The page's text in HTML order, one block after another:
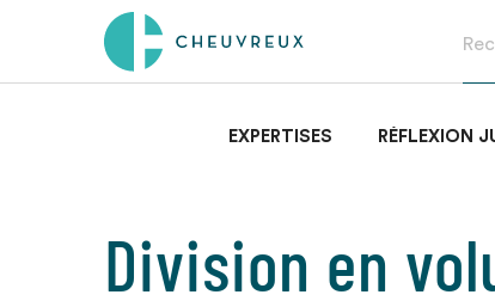
EXPERTISES RÉFLEXION
Division en